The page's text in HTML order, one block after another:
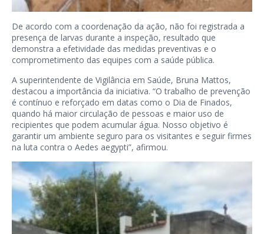
De acordo com a coordenação da ação, não foi registrada a
presença de larvas durante a inspeção, resultado que
demonstra a efetividade das medidas preventivas e o
comprometimento das equipes com a saúde pública.
A superintendente de Vigilância em Saúde, Bruna Mattos,
destacou a importância da iniciativa. “O trabalho de prevenção
é contínuo e reforçado em datas como o Dia de Finados,
quando há maior circulação de pessoas e maior uso de
recipientes que podem acumular água. Nosso objetivo é
garantir um ambiente seguro para os visitantes e seguir firmes
na luta contra o Aedes aegypti”, afirmou.